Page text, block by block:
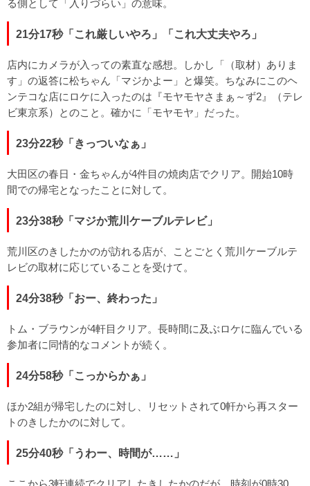
る側として「入りづらい」の意味。
21分17秒「これ厳しいやろ」「これ大丈夫やろ」
店内にカメラが入っての素直な感想。しかし「（取材）ありま
す」の返答に松ちゃん「マジかよー」と爆笑。ちなみにこのヘ
ンテコな店にロケに入ったのは『モヤモヤさまぁ～ず2』（テレ
ビ東京系）とのこと。確かに「モヤモヤ」だった。
23分22秒「きっついなぁ」
大田区の春日・金ちゃんが4件目の焼肉店でクリア。開始10時
間での帰宅となったことに対して。
23分38秒「マジか荒川ケーブルテレビ」
荒川区のきしたかのが訪れる店が、ことごとく荒川ケーブルテ
レビの取材に応じていることを受けて。
24分38秒「おー、終わった」
トム・ブラウンが4軒目クリア。長時間に及ぶロケに臨んでいる
参加者に同情的なコメントが続く。
24分58秒「こっからかぁ」
ほか2組が帰宅したのに対し、リセットされて0軒から再スター
トのきしたかのに対して。
25分40秒「うわー、時間が……」
ここから3軒連続でクリアしたきしたかのだが、時刻が0時30